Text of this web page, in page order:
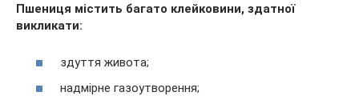
Пшениця містить багато клейковини, здатної
викликати:
здуття живота;
надмірне газоутворення;